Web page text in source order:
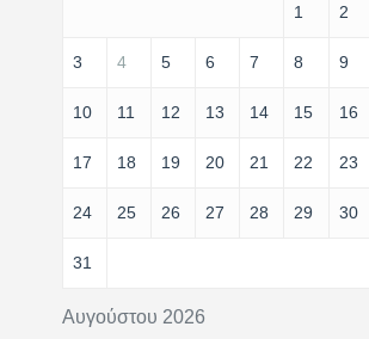
Αυγούστου 2026
1 2
3 4 5 6 7 8 9
10 11 12 13 14 15 16
17 18 19 20 21 22 23
24 25 26 27 28 29 30
31